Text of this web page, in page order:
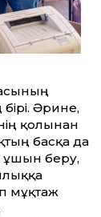
Әрине,
қолынан
басқа да
ұшын беру,
мұқтаж